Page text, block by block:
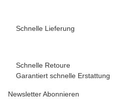
Schnelle Lieferung
Schnelle Retoure
Garantiert schnelle Erstattung
Newsletter Abonnieren